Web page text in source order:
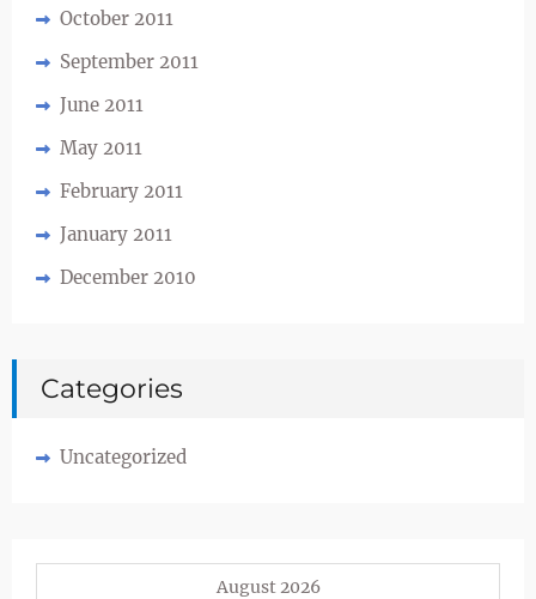
October 2011
September 2011
June 2011
May 2011
February 2011
January 2011
December 2010
Categories
Uncategorized
August 2026